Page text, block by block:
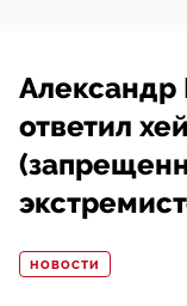
Александр
ответил
НОВОСТИ